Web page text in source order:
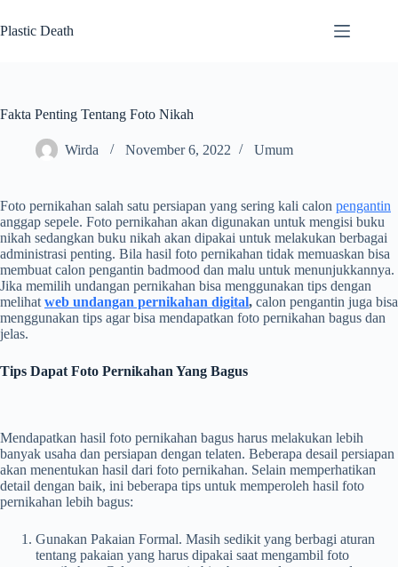
to
content
Plastic Death
Fakta Penting Tentang Foto Nikah
Wirda November 6, 2022 Umum
Foto pernikahan salah satu persiapan yang sering kali calon pengantin
anggap sepele. Foto pernikahan akan digunakan untuk mengisi buku
nikah sedangkan buku nikah akan dipakai untuk melakukan berbagai
administrasi penting. Bila hasil foto pernikahan tidak memuaskan bisa
membuat calon pengantin badmood dan malu untuk menunjukkannya.
Jika memilih undangan pernikahan bisa menggunakan tips dengan
melihat web undangan pernikahan digital, calon pengantin juga bisa
menggunakan tips agar bisa mendapatkan foto pernikahan bagus dan
jelas.
Tips Dapat Foto Pernikahan Yang Bagus
Mendapatkan hasil foto pernikahan bagus harus melakukan lebih
banyak usaha dan persiapan dengan telaten. Beberapa desail persiapan
akan menentukan hasil dari foto pernikahan. Selain memperhatikan
detail dengan baik, ini beberapa tips untuk memperoleh hasil foto
pernikahan lebih bagus:
Gunakan Pakaian Formal. Masih sedikit yang berbagi aturan
tentang pakaian yang harus dipakai saat mengambil foto